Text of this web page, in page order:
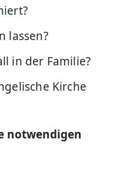
lassen?
in der Familie?
Kirche
notwendigen